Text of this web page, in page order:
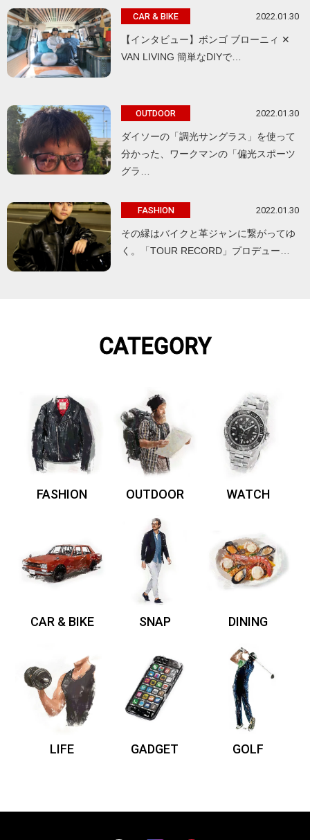
CAR & BIKE 2022.01.30
【インタビュー】ボンゴ ブローニィ ✕
VAN LIVING 簡単なDIYで…
OUTDOOR 2022.01.30
ダイソーの「調光サングラス」を使って
分かった、ワークマンの「偏光スポーツ
グラ…
FASHION 2022.01.30
その縁はバイクと革ジャンに繋がってゆ
く。「TOUR RECORD」プロデュー…
CATEGORY
FASHION OUTDOOR WATCH
CAR & BIKE SNAP DINING
LIFE GADGET GOLF